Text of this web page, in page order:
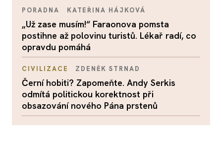
PORADNA KATEŘINA HÁJKOVÁ
„Už zase musím!“ Faraonova pomsta
postihne až polovinu turistů. Lékař radí, co
opravdu pomáhá
CIVILIZACE ZDENĚK STRNAD
Černí hobiti? Zapomeňte. Andy Serkis
odmítá politickou korektnost při
obsazování nového Pána prstenů